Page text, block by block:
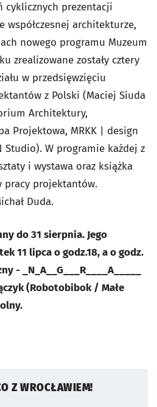
cyklicznych prezentacji
współczesnej architekturze,
nowego programu Muzeum
zrealizowane zostały cztery
w przedsięwzięciu
z Polski (Maciej Siuda
Architektury,
Projektowa, MRKK | design
Studio). W programie każdej z
i wystawa oraz książka
pracy projektantów.
Duda.
do 31 sierpnia. Jego
11 lipca o godz.18, a o godz.
- _N_A__G___R____A_____
(Robotobibok / Małe
Z WROCŁAWIEM!